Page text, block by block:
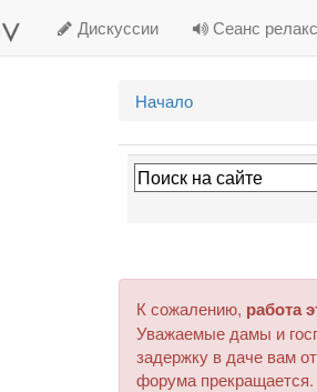
Дискуссии Сеанс
Начало
К сожалению, работа
Уважаемые дамы и
задержку в даче вам
форума